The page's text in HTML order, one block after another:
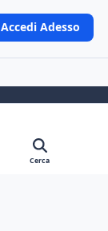
Accedi Adesso
Cerca